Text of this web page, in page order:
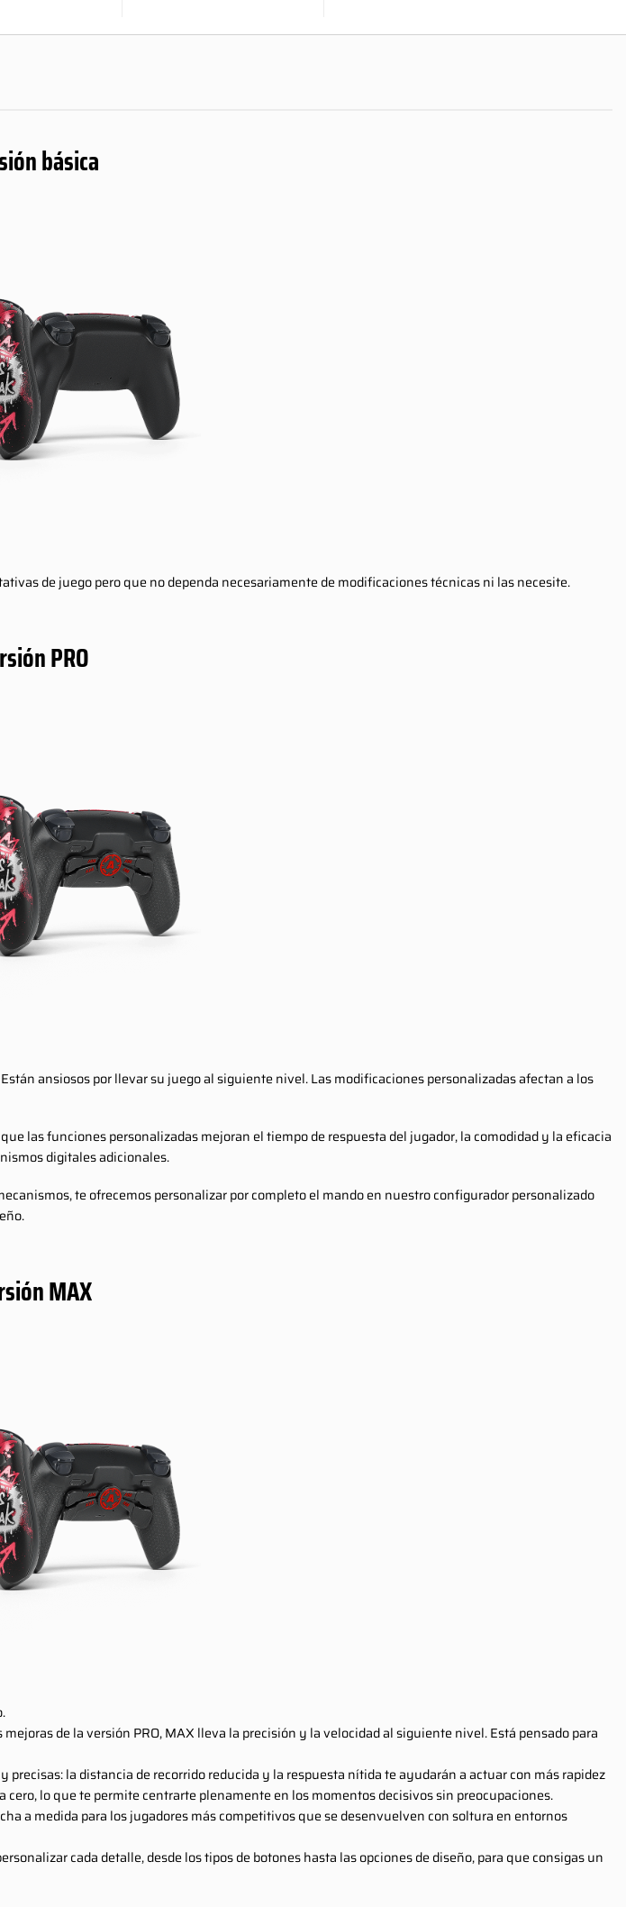
básica
de juego pero que no dependa necesariamente de modificaciones técnicas ni las necesite.
PRO
ansiosos por llevar su juego al siguiente nivel. Las modificaciones personalizadas afectan a los
las funciones personalizadas mejoran el tiempo de respuesta del jugador, la comodidad y la eficacia
digitales adicionales.
te ofrecemos personalizar por completo el mando en nuestro configurador personalizado
MAX
de la versión PRO, MAX lleva la precisión y la velocidad al siguiente nivel. Está pensado para
la distancia de recorrido reducida y la respuesta nítida te ayudarán a actuar con más rapidez
lo que te permite centrarte plenamente en los momentos decisivos sin preocupaciones.
a medida para los jugadores más competitivos que se desenvuelven con soltura en entornos
cada detalle, desde los tipos de botones hasta las opciones de diseño, para que consigas un